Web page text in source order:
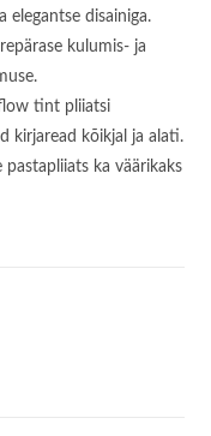
elegantse disainiga.
kulumis- ja
tint pliiatsi
kirjaread kõikjal ja alati.
pastapliiats ka väärikaks